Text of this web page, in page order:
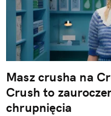
Masz crusha na
Crush to
chrupnięcia